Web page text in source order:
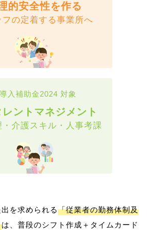
的安全性を作る
フの定着する事業所へ
入補助金2024 対象
ントマネジメント
・介護スキル・人事考課
を求められる「従業者の勤務体制及
は、普段のシフト作成＋タイムカード